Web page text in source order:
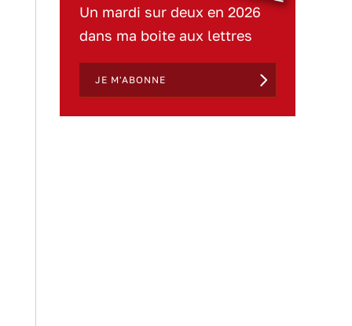
Un mardi sur deux en 2026
dans ma boite aux lettres
JE M'ABONNE